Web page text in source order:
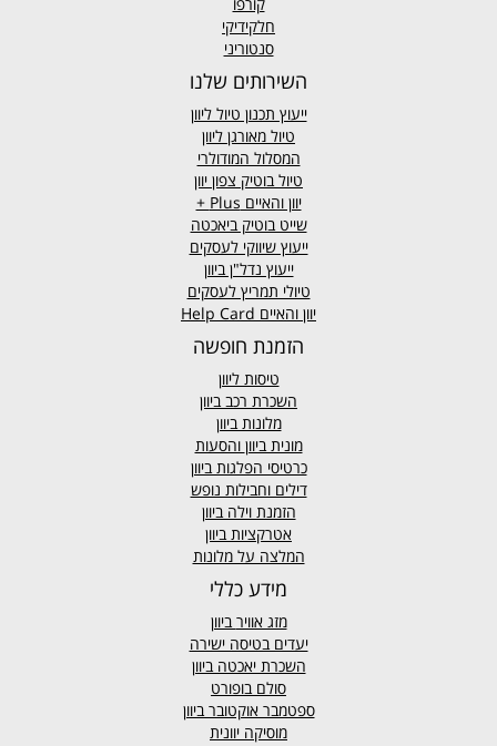
חלקידיקי
סנטוריני
השירותים שלנו
ייעוץ תכנון טיול ליוון
טיול מאורגן ליוון
המסלול המודולרי
טיול בוטיק צפון יוון
יוון והאיים Plus +
שייט בוטיק ביאכטה
ייעוץ שיווקי לעסקים
ייעוץ נדל"ן ביוון
טיולי תמריץ לעסקים
יוון והאיים Help Card
הזמנת חופשה
טיסות ליוון
השכרת רכב ביוון
מלונות ביוון
מונית ביוון והסעות
כרטיסי הפלגות ביוון
דילים וחבילות נופש
הזמנת וילה ביוון
אטרקציות ביוון
המלצה על מלונות
מידע כללי
מזג אוויר ביוון
יעדים בטיסה ישירה
השכרת יאכטה ביוון
סולם בופורט
ספטמבר אוקטובר ביוון
מוסיקה יוונית